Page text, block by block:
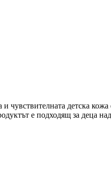
чувствителната детска
е подходящ за деца